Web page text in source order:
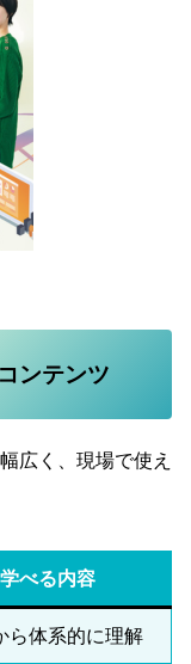
ンテンツ
広く、現場で使え
学べる内容
ら体系的に理解